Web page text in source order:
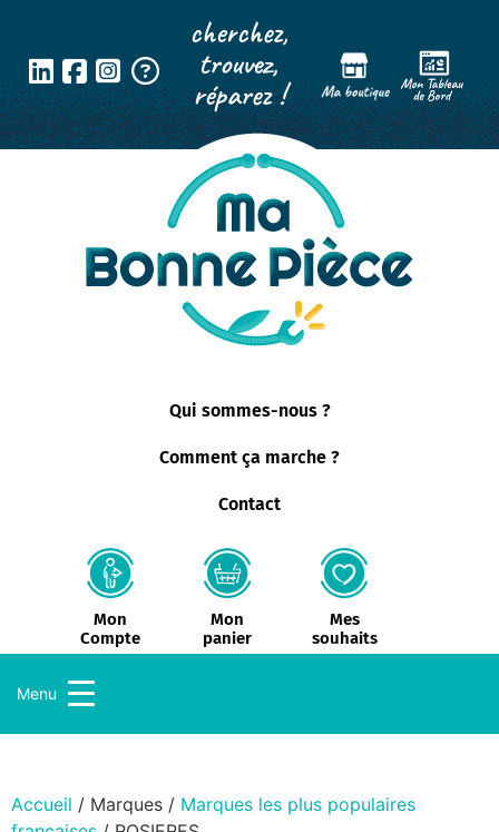
cherchez,
trouvez,
réparez !
Qui sommes-nous ?
Comment ça marche ?
Contact
Mon
Compte
Mon
panier
Mes
souhaits
Menu
Accueil / Marques / Marques les plus populaires